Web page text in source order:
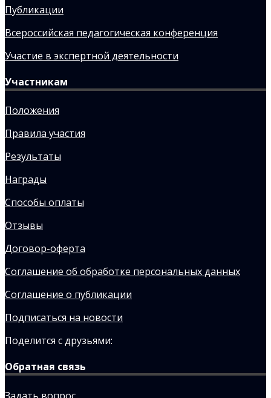
Публикации
Всероссийская педагогическая конференция
Участие в экспертной деятельности
Участникам
Положения
Правила участия
Результаты
Награды
Способы оплаты
Отзывы
Договор-оферта
Соглашение об обработке персональных данных
Соглашение о публикации
Подписаться на новости
Поделится с друзьями:
Обратная связь
Задать вопрос